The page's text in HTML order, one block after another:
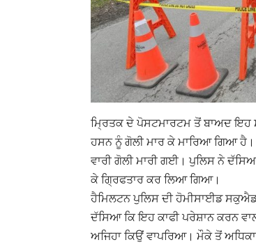
ਮ੍ਰਿਤਕ ਦੇ ਪੋਸਟਮਾਰਟਮ ਤੋਂ ਬਾਅਦ ਇਹ
ਹਸਨ ਨੂੰ ਗੋਲੀ ਮਾਰ ਕੇ ਮਾਰਿਆ ਗਿਆ
ਵਾਰੀ ਗੋਲੀ ਮਾਰੀ ਗਈ। ਪੁਲਿਸ ਨੇ
ਕੇ ਗ੍ਰਿਫਤਾਰ ਕਰ ਲਿਆ ਗਿਆ।
ਹੈਮਿਲਟਨ ਪੁਲਿਸ ਦੀ ਹੋਮੀਸਾਈਡ
ਦੱਸਿਆ ਕਿ ਇਹ ਕਾਫੀ ਪਰੇਸ਼ਾਨ ਕਰਨ
ਅਜਿਹਾ ਕਿਉਂ ਵਾਪਰਿਆ। ਮੌਕੇ ਤੋਂ